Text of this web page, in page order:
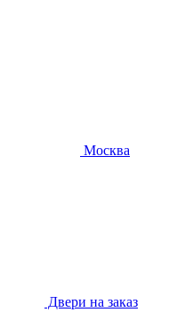
Москва
Двери на заказ